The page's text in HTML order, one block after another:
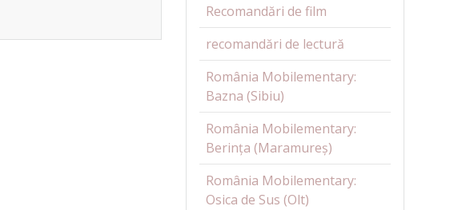
Recomandări de film
recomandări de lectură
România Mobilementary:
Bazna (Sibiu)
România Mobilementary:
Berința (Maramureș)
România Mobilementary:
Osica de Sus (Olt)